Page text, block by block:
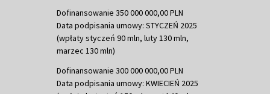
Dofinansowanie 350 000 000,00 PLN
Data podpisania umowy: STYCZEŃ 2025
(wpłaty styczeń 90 mln, luty 130 mln,
marzec 130 mln)
Dofinansowanie 300 000 000,00 PLN
Data podpisania umowy: KWIECIEŃ 2025